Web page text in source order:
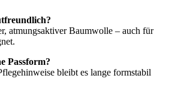
atmungsaktiver Baumwolle – auch für
Passform?
bleibt es lange formstabil